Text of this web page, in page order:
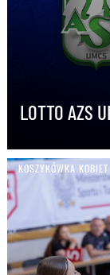
LOTTO AZS
KOSZYKÓWKA KOBIET